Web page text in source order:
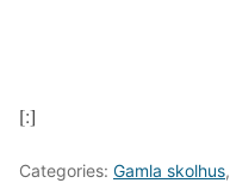
[:]
Categories: Gamla skolhus,